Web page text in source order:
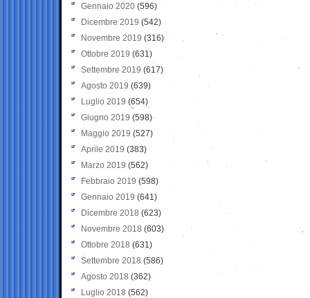
Gennaio 2020 (596)
Dicembre 2019 (542)
Novembre 2019 (316)
Ottobre 2019 (631)
Settembre 2019 (617)
Agosto 2019 (639)
Luglio 2019 (654)
Giugno 2019 (598)
Maggio 2019 (527)
Aprile 2019 (383)
Marzo 2019 (562)
Febbraio 2019 (598)
Gennaio 2019 (641)
Dicembre 2018 (623)
Novembre 2018 (603)
Ottobre 2018 (631)
Settembre 2018 (586)
Agosto 2018 (362)
Luglio 2018 (562)